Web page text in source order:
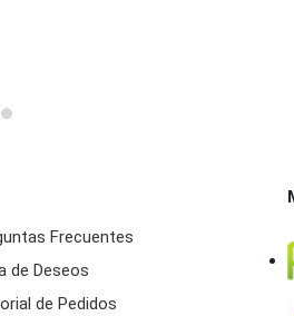
Frecuentes
de Deseos
de Pedidos